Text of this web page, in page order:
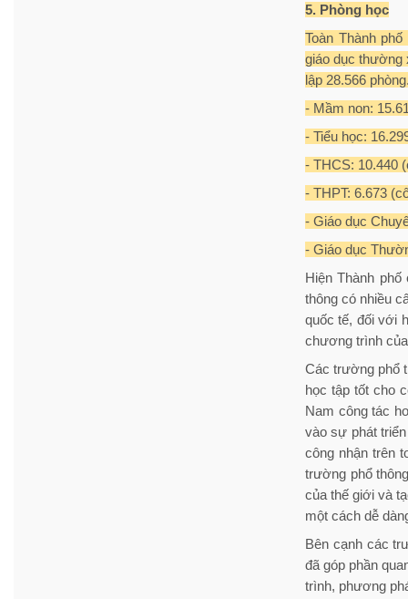
5. Phòng học
Toàn Thành
giáo dục thường
lập 28.566
- Mầm non:
- Tiểu học:
- THCS: 10.440
- THPT: 6.673
- Giáo dục
- Giáo dục
Hiện Thành
thông có nhiều
quốc tế, đối với
chương trình
Các trường phổ
học tập tốt cho
Nam công tác
vào sự phát
công nhận trên
trường phổ
của thế giới và
một cách dễ
Bên cạnh các
đã góp phần
trình, phương